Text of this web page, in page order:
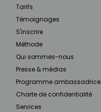
Tarifs
Témoignages
S'inscrire
Méthode
Qui sommes-nous
Presse & médias
Programme ambassadrice
Charte de confidentialité
Services